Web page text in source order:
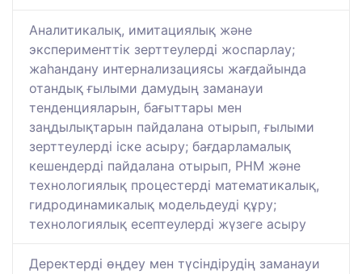
Аналитикалық, имитациялық және
эксперименттік зерттеулерді жоспарлау;
жаһандану интернализациясы жағдайында
отандық ғылыми дамудың заманауи
тенденцияларын, бағыттары мен
заңдылықтарын пайдалана отырып, ғылыми
зерттеулерді іске асыру; бағдарламалық
кешендерді пайдалана отырып, РНМ және
технологиялық процестерді математикалық,
гидродинамикалық модельдеуді құру;
технологиялық есептеулерді жүзеге асыру
Деректерді өңдеу мен түсіндірудің заманауи